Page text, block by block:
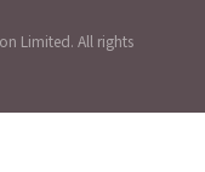
Limited. All rights